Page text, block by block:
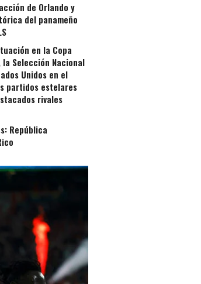
de Orlando y
del panameño
en la Copa
la Selección Nacional
Unidos en el
partidos estelares
rivales
República